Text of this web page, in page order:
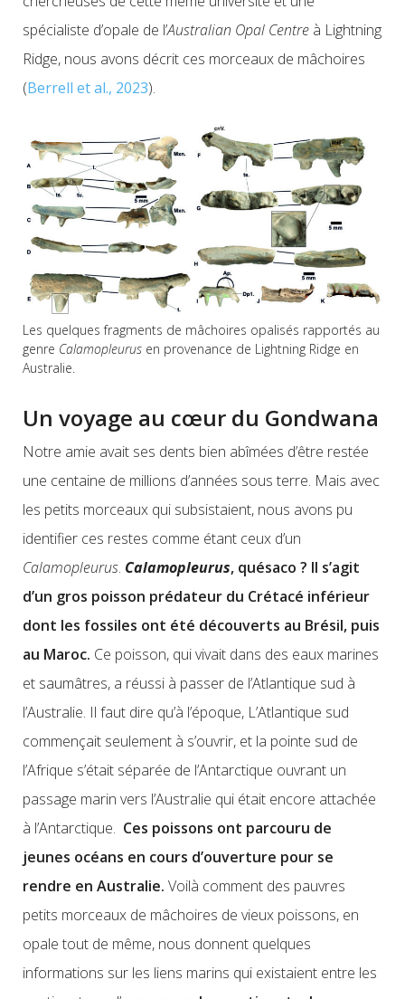
spécialiste d’opale de l’Australian Opal Centre à Lightning
Ridge, nous avons décrit ces morceaux de mâchoires
(Berrell et al., 2023).
Les quelques fragments de mâchoires opalisés rapportés au
genre Calamopleurus en provenance de Lightning Ridge en
Australie.
Un voyage au cœur du Gondwana
Notre amie avait ses dents bien abîmées d’être restée
une centaine de millions d’années sous terre. Mais avec
les petits morceaux qui subsistaient, nous avons pu
identifier ces restes comme étant ceux d’un
Calamopleurus. Calamopleurus, quésaco ? Il s’agit
d’un gros poisson prédateur du Crétacé inférieur
dont les fossiles ont été découverts au Brésil, puis
au Maroc. Ce poisson, qui vivait dans des eaux marines
et saumâtres, a réussi à passer de l’Atlantique sud à
l’Australie. Il faut dire qu’à l’époque, L’Atlantique sud
commençait seulement à s’ouvrir, et la pointe sud de
l’Afrique s’était séparée de l’Antarctique ouvrant un
passage marin vers l’Australie qui était encore attachée
à l’Antarctique. Ces poissons ont parcouru de
jeunes océans en cours d’ouverture pour se
rendre en Australie. Voilà comment des pauvres
petits morceaux de mâchoires de vieux poissons, en
opale tout de même, nous donnent quelques
informations sur les liens marins qui existaient entre les